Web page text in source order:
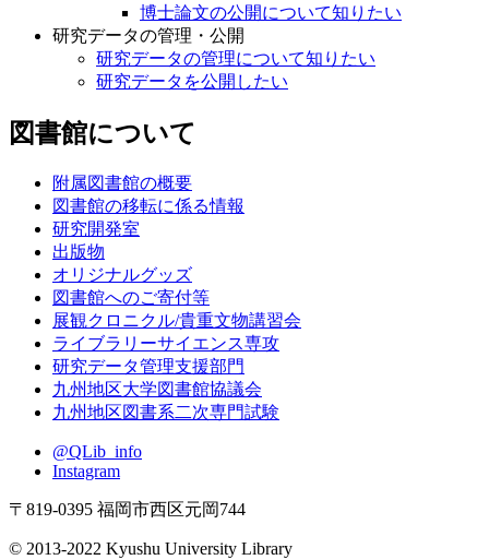
博士論文の公開について知りたい
研究データの管理・公開
研究データの管理について知りたい
研究データを公開したい
図書館について
附属図書館の概要
図書館の移転に係る情報
研究開発室
出版物
オリジナルグッズ
図書館へのご寄付等
展観クロニクル/貴重文物講習会
ライブラリーサイエンス専攻
研究データ管理支援部門
九州地区大学図書館協議会
九州地区図書系二次専門試験
@QLib_info
Instagram
〒819-0395 福岡市西区元岡744
© 2013-2022 Kyushu University Library